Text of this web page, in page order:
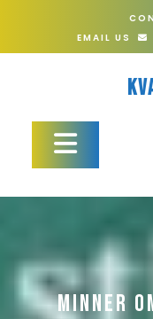
EMAIL US
Open
MINNER